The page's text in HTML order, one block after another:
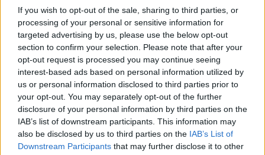
If you wish to opt-out of the sale, sharing to third parties, or
processing of your personal or sensitive information for
targeted advertising by us, please use the below opt-out
section to confirm your selection. Please note that after your
opt-out request is processed you may continue seeing
interest-based ads based on personal information utilized by
us or personal information disclosed to third parties prior to
your opt-out. You may separately opt-out of the further
disclosure of your personal information by third parties on the
IAB’s list of downstream participants. This information may
also be disclosed by us to third parties on the IAB’s List of
Downstream Participants that may further disclose it to other
zenekarral kiegészülve ráadásul még inkább egy esti
showműsorrá változik a Szerencsekerék. Amit a
nézők eddig szerettek benne, abból most még
többet kapnak majd ebben az évadban. Eleni is egy
új színfoltja a műsornak, nagy meglepetéseket
tartogat a nézők számára. Spontán, vicces és a szó
legjobb értelmében őrült."- vélekedett Tibi.
Balogh Elenia műsor új Szerencselányaként forgatja
majd a betűket. Számára ez egy egészen új kihívás,
amibe hatalmas lelkesedéssel ugrott fejest.